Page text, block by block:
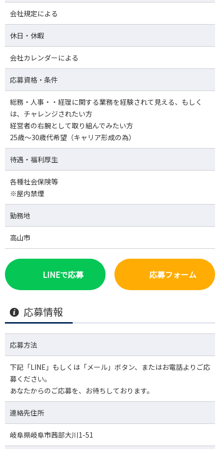
会社規定による
休日・休暇
会社カレンダーによる
応募資格・条件
総務・人事・・経理に関する業務を経験されて見える、もしく
は、チャレンジされたい方
経営者の右腕として取り組んでみたい方
25歳～30歳代希望（キャリア形成の為）
待遇・福利厚生
各種社会保険等
※屋内禁煙
勤務地
高山市
LINEで応募 応募フォーム
応募情報
応募方法
下記「LINE」もしくは「メール」ボタン、またはお電話よりご応
募ください。
あなたからのご応募を、お待ちしております。
連絡先住所
岐阜県岐阜市茜部大川1-51